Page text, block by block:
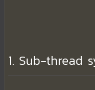
1. Sub-thread